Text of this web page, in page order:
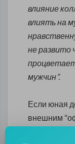
влияние
влиять на
не развито
мужчин”.
Если юная
внешним